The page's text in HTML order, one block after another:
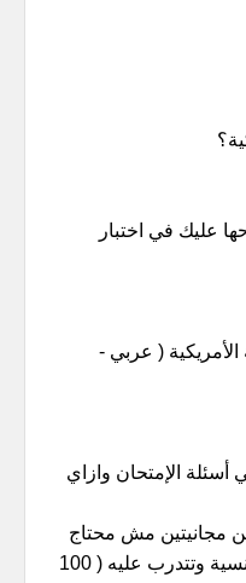
عليك في اختبار
الأمريكية ( عربي -
أسئلة الإمتحان وازاي
مجانيتين مش محتاج
غيرهم علشان تذاكر امتحان الجنسية وتتدرب عليه ( 100